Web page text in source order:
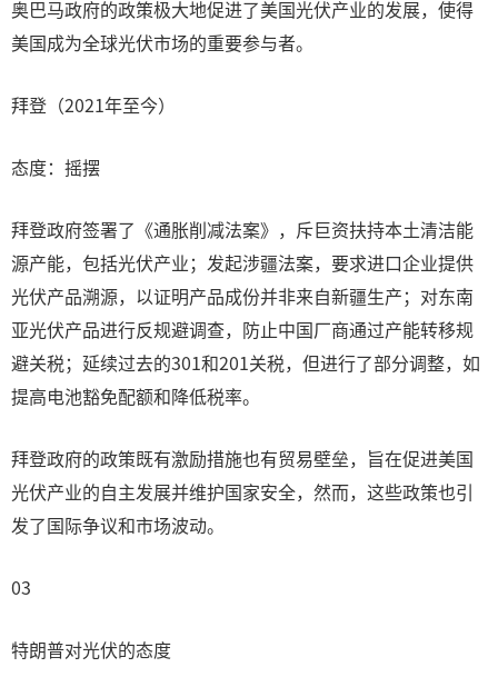
奥巴马政府的政策极大地促进了美国光伏产业的发展，使得
美国成为全球光伏市场的重要参与者。
拜登（2021年至今）
态度：摇摆
拜登政府签署了《通胀削减法案》，斥巨资扶持本土清洁能
源产能，包括光伏产业；发起涉疆法案，要求进口企业提供
光伏产品溯源，以证明产品成份并非来自新疆生产；对东南
亚光伏产品进行反规避调查，防止中国厂商通过产能转移规
避关税；延续过去的301和201关税，但进行了部分调整，如
提高电池豁免配额和降低税率。
拜登政府的政策既有激励措施也有贸易壁垒，旨在促进美国
光伏产业的自主发展并维护国家安全，然而，这些政策也引
发了国际争议和市场波动。
03
特朗普对光伏的态度